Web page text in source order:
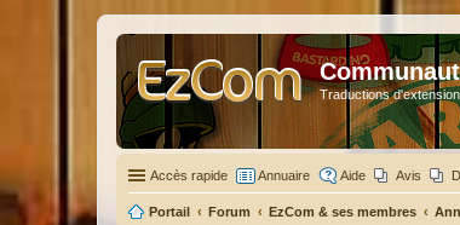
Traductions
Accès rapide Annuaire Aide Avis
Portail Forum EzCom & ses membres